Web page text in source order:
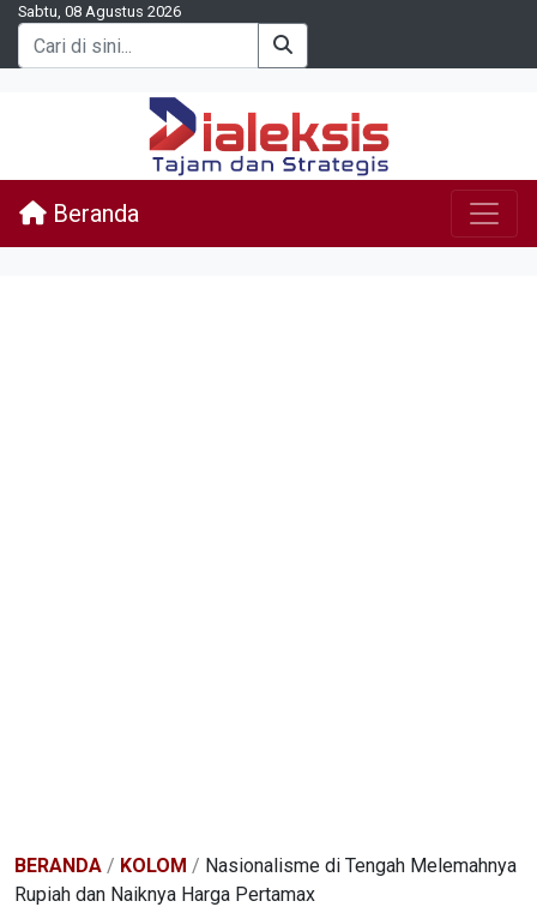
Sabtu, 08 Agustus 2026
Beranda
BERANDA / KOLOM / Nasionalisme di Tengah Melemahnya
Rupiah dan Naiknya Harga Pertamax